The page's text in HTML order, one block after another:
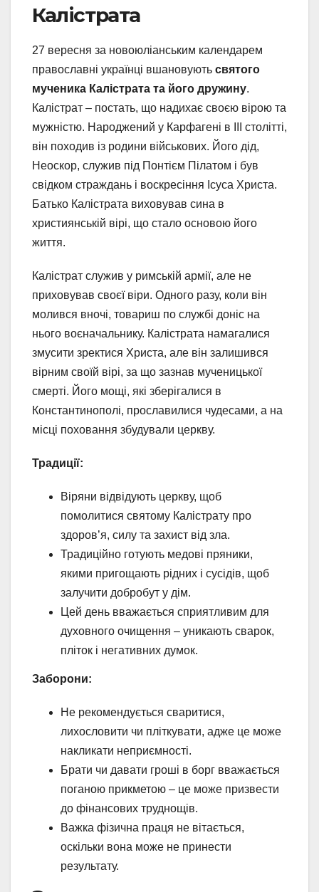
Калістрата
27 вересня за новоюліанським календарем
православні українці вшановують святого
мученика Калістрата та його дружину.
Калістрат – постать, що надихає своєю вірою та
мужністю. Народжений у Карфагені в III столітті,
він походив із родини військових. Його дід,
Неоскор, служив під Понтієм Пілатом і був
свідком страждань і воскресіння Ісуса Христа.
Батько Калістрата виховував сина в
християнській вірі, що стало основою його
життя.
Калістрат служив у римській армії, але не
приховував своєї віри. Одного разу, коли він
молився вночі, товариш по службі доніс на
нього воєначальнику. Калістрата намагалися
змусити зректися Христа, але він залишився
вірним своїй вірі, за що зазнав мученицької
смерті. Його мощі, які зберігалися в
Константинополі, прославилися чудесами, а на
місці поховання збудували церкву.
Традиції:
Віряни відвідують церкву, щоб
помолитися святому Калістрату про
здоров’я, силу та захист від зла.
Традиційно готують медові пряники,
якими пригощають рідних і сусідів, щоб
залучити добробут у дім.
Цей день вважається сприятливим для
духовного очищення – уникають сварок,
пліток і негативних думок.
Заборони:
Не рекомендується сваритися,
лихословити чи пліткувати, адже це може
накликати неприємності.
Брати чи давати гроші в борг вважається
поганою прикметою – це може призвести
до фінансових труднощів.
Важка фізична праця не вітається,
оскільки вона може не принести
результату.